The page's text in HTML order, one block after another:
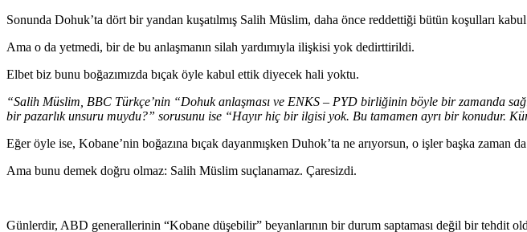
Sonunda Dohuk’ta dört bir yandan kuşatılmış Salih Müslim, daha önce reddettiği bütün koşulları
Ama o da yetmedi, bir de bu anlaşmanın silah yardımıyla ilişkisi yok dedirttirildi.
Elbet biz bunu boğazımızda bıçak öyle kabul ettik diyecek hali yoktu.
“Salih Müslim, BBC Türkçe’nin “Dohuk anlaşması ve ENKS – PYD birliğinin böyle bir zamanda
bir pazarlık unsuru muydu?” sorusunu ise “Hayır hiç bir ilgisi yok. Bu tamamen ayrı bir konudur.
Eğer öyle ise, Kobane’nin boğazına bıçak dayanmışken Duhok’ta ne arıyorsun, o işler başka zaman
Ama bunu demek doğru olmaz: Salih Müslim suçlanamaz. Çaresizdi.
Günlerdir, ABD generallerinin “Kobane düşebilir” beyanlarının bir durum saptaması değil bir tehdit